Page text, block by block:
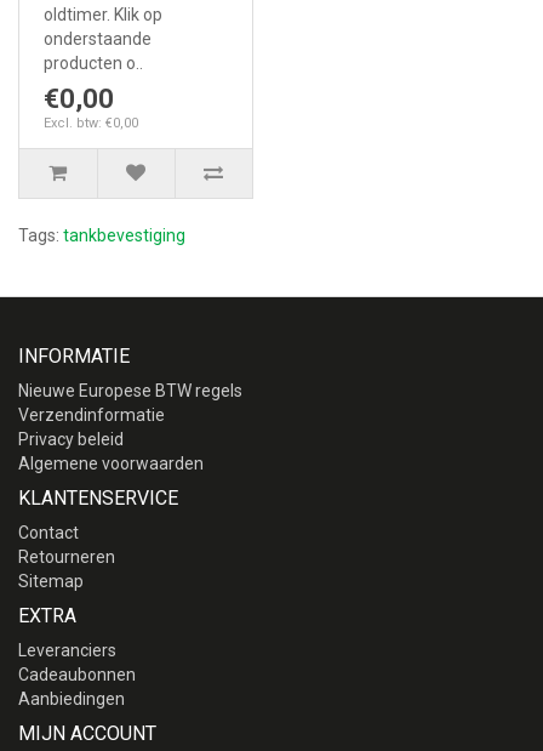
oldtimer. Klik op
onderstaande
producten o..
€0,00
Excl. btw: €0,00
Tags: tankbevestiging
INFORMATIE
Nieuwe Europese BTW regels
Verzendinformatie
Privacy beleid
Algemene voorwaarden
KLANTENSERVICE
Contact
Retourneren
Sitemap
EXTRA
Leveranciers
Cadeaubonnen
Aanbiedingen
MIJN ACCOUNT